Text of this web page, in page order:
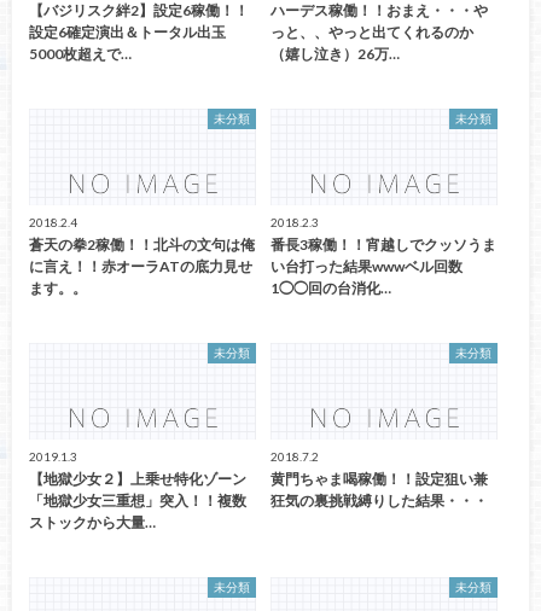
【バジリスク絆2】設定6稼働！！
設定6確定演出＆トータル出玉
5000枚超えで…
ハーデス稼働！！おまえ・・・や
っと、、やっと出てくれるのか
（嬉し泣き）26万…
未分類
2018.2.4
蒼天の拳2稼働！！北斗の文句は俺
に言え！！赤オーラATの底力見せ
ます。。
未分類
2018.2.3
番長3稼働！！宵越しでクッソうま
い台打った結果wwwベル回数
1◯◯回の台消化…
未分類
2019.1.3
【地獄少女２】上乗せ特化ゾーン
「地獄少女三重想」突入！！複数
ストックから大量…
未分類
2018.7.2
黄門ちゃま喝稼働！！設定狙い兼
狂気の裏挑戦縛りした結果・・・
未分類 未分類